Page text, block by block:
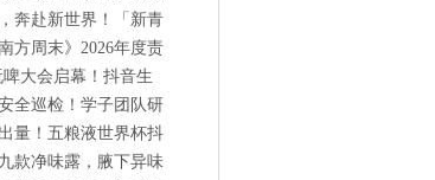
奔赴新世界！「新青
方周末》2026年度责
啤大会启幕！抖音生
全巡检！学子团队研
量！五粮液世界杯抖
款净味露，腋下异味